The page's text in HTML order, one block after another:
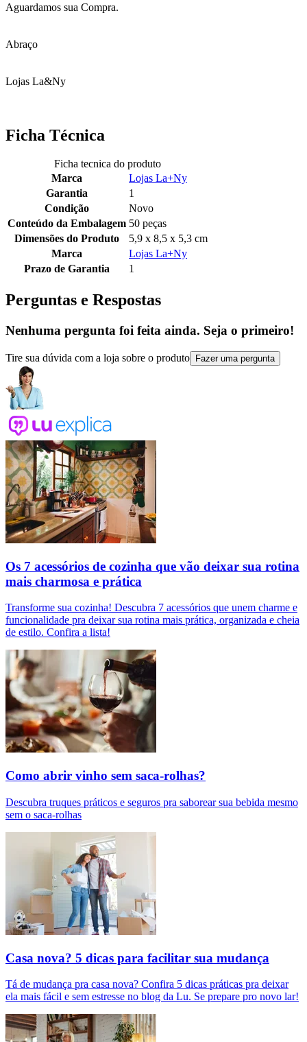
Aguardamos sua Compra.
Abraço
Lojas La&Ny
Ficha Técnica
Ficha tecnica do produto
Marca
Lojas La+Ny
Garantia
1
Condição
Novo
Conteúdo da Embalagem 50 peças
Dimensões do Produto
5,9 x 8,5 x 5,3 cm
Marca
Lojas La+Ny
Prazo de Garantia
1
Perguntas e Respostas
Nenhuma pergunta foi feita ainda. Seja o primeiro!
Tire sua dúvida com a loja sobre o produto Fazer uma pergunta
Os 7 acessórios de cozinha que vão deixar sua rotina
mais charmosa e prática
Transforme sua cozinha! Descubra 7 acessórios que unem charme e
funcionalidade pra deixar sua rotina mais prática, organizada e cheia
de estilo. Confira a lista!
Como abrir vinho sem saca-rolhas?
Descubra truques práticos e seguros pra saborear sua bebida mesmo
sem o saca-rolhas
Casa nova? 5 dicas para facilitar sua mudança
Tá de mudança pra casa nova? Confira 5 dicas práticas pra deixar
ela mais fácil e sem estresse no blog da Lu. Se prepare pro novo lar!